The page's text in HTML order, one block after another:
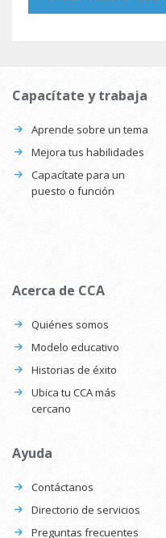
Capacítate y trabaja
Aprende sobre un tema
Mejora tus habilidades
Capacítate para un
puesto o función
Acerca de CCA
Quiénes somos
Modelo educativo
Historias de éxito
Ubica tu CCA más
cercano
Ayuda
Contáctanos
Directorio de servicios
Preguntas frecuentes